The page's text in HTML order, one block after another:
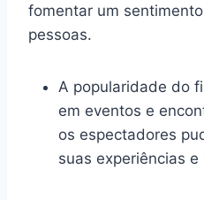
fomentar um
pessoas.
A popularidade do
em eventos e
os espectadores
suas experiências e